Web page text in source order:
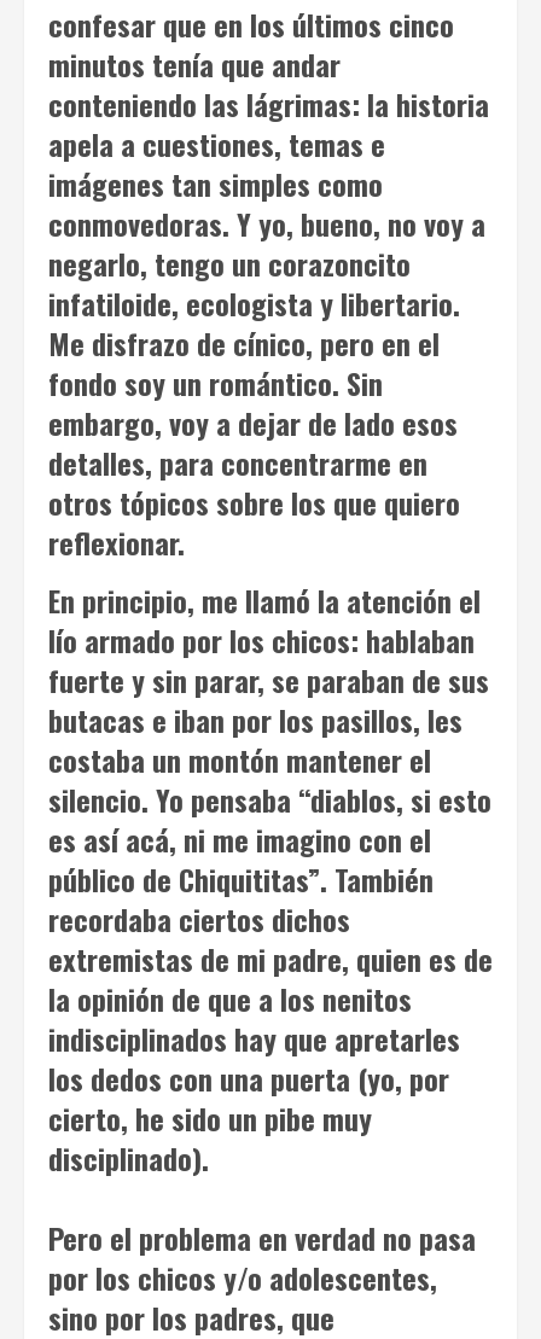
confesar que en los últimos cinco
minutos tenía que andar
conteniendo las lágrimas: la historia
apela a cuestiones, temas e
imágenes tan simples como
conmovedoras. Y yo, bueno, no voy a
negarlo, tengo un corazoncito
infatiloide, ecologista y libertario.
Me disfrazo de cínico, pero en el
fondo soy un romántico. Sin
embargo, voy a dejar de lado esos
detalles, para concentrarme en
otros tópicos sobre los que quiero
reflexionar.
En principio, me llamó la atención el
lío armado por los chicos: hablaban
fuerte y sin parar, se paraban de sus
butacas e iban por los pasillos, les
costaba un montón mantener el
silencio. Yo pensaba “diablos, si esto
es así acá, ni me imagino con el
público de Chiquititas”. También
recordaba ciertos dichos
extremistas de mi padre, quien es de
la opinión de que a los nenitos
indisciplinados hay que apretarles
los dedos con una puerta (yo, por
cierto, he sido un pibe muy
disciplinado).
Pero el problema en verdad no pasa
por los chicos y/o adolescentes,
sino por los padres, que